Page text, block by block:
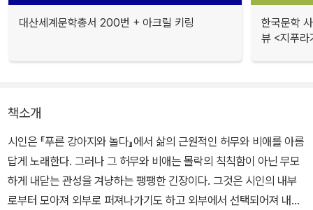
대산세계문학총서 200번 + 아크릴 키링
한국문학
뷰 <지푸라
책소개
시인은 『푸른 강아지와 놀다』에서 삶의 근원적인 허무와 비애를 아름
답게 노래한다. 그러나 그 허무와 비애는 몰락의 칙칙함이 아닌 무모
하게 내닫는 관성을 겨냥하는 팽팽한 긴장이다. 그것은 시인의 내부
로부터 모아져 외부로 퍼져나가기도 하고 외부에서 선택되어져 내부